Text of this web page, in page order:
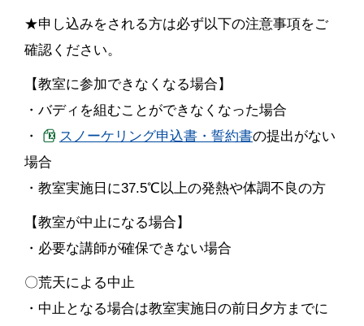
★申し込みをされる方は必ず以下の注意事項をご
確認ください。
【教室に参加できなくなる場合】
・バディを組むことができなくなった場合
・
スノーケリング申込書・誓約書の提出がない
場合
・教室実施日に37.5℃以上の発熱や体調不良の方
【教室が中止になる場合】
・必要な講師が確保できない場合
〇荒天による中止
・中止となる場合は教室実施日の前日夕方までに